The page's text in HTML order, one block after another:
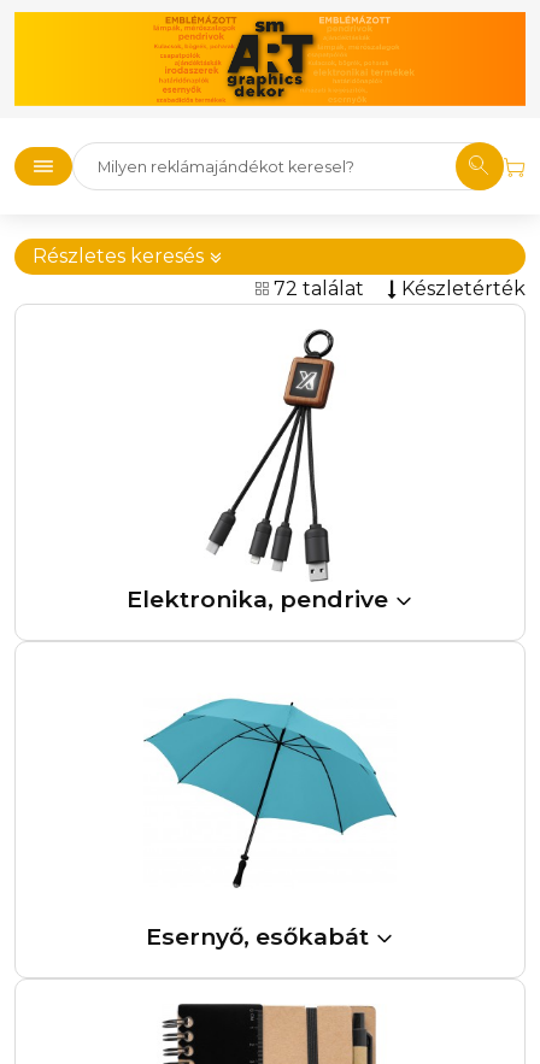
Részletes keresés
72 találat
Készletérték
Elektronika, pendrive
Esernyő, esőkabát